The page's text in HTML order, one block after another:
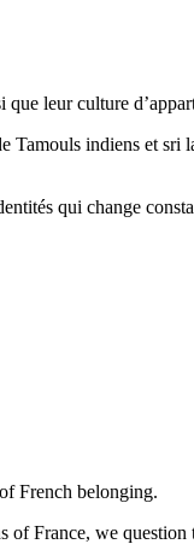
leur culture
Tamouls indiens et
qui change
French belonging.
France, we